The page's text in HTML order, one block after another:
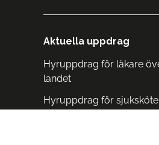
Aktuella uppdrag
Hyruppdrag för läkare
landet
Hyruppdrag för